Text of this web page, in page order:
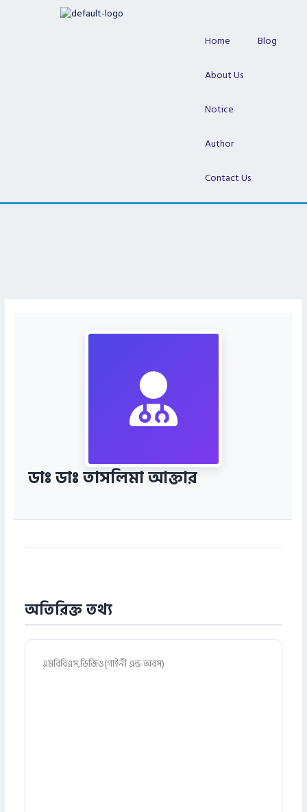
Home Blog
About Us
Notice
Author
Contact Us
ডাঃ ডাঃ তাসলিমা আক্তার
অতিরিক্ত তথ্য
এমবিবিএস,ডিজিও(গাইনী এন্ড অবস)